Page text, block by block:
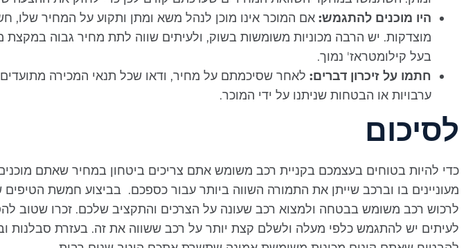
היו מוכנים להתגמש: אם המוכר אינו מוכן לנהל משא ומתן ותקוע על המחיר שלו,
מוצדקות. יש הרבה מכוניות משומשות בשוק, ולעיתים שווה לתת מחיר גבוה במקצת
בעל קילומטראז' נמוך.
חתמו על זיכרון דברים: לאחר שסיכמתם על מחיר, ודאו שכל תנאי המכירה
ערבויות או הבטחות שניתנו על ידי המוכר.
לסיכום
כדי להיות בטוחים בעצמכם בקניית רכב משומש אתם צריכים ביטחון במחיר שאתם
מעוניינים בו וברכב שייתן את התמורה השווה ביותר עבור כספכם. בביצוע חמשת הטיפים
לרכוש רכב משומש בבטחה ולמצוא רכב שעונה על הצרכים והתקציב שלכם. זכרו שטוב
לעיתים יש להתגמש כלפי מעלה ולשלם קצת יותר על רכב ששווה את זה. בעזרת סבלנות